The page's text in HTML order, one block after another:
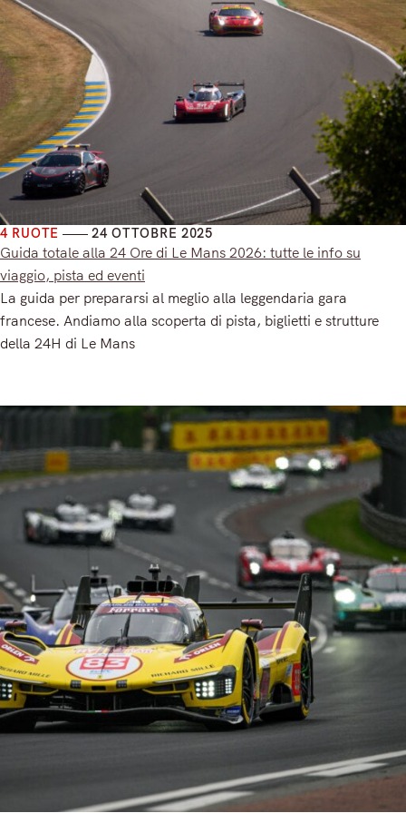
4 RUOTE 24 OTTOBRE 2025
Guida totale alla 24 Ore di Le Mans 2026: tutte le info su
viaggio, pista ed eventi
La guida per prepararsi al meglio alla leggendaria gara
francese. Andiamo alla scoperta di pista, biglietti e strutture
della 24H di Le Mans